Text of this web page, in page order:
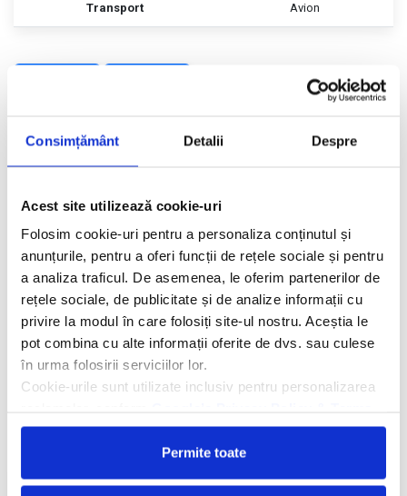
Consimțământ Detalii Despre
Acest site utilizează cookie-uri
Folosim cookie-uri pentru a personaliza conținutul și
anunțurile, pentru a oferi funcții de rețele sociale și pentru
a analiza traficul. De asemenea, le oferim partenerilor de
rețele sociale, de publicitate și de analize informații cu
privire la modul în care folosiți site-ul nostru. Aceștia le
pot combina cu alte informații oferite de dvs. sau culese
în urma folosirii serviciilor lor.
Cookie-urile sunt utilizate inclusiv pentru personalizarea
Permite toate
Transport Avion
Descriere hotel
of Emirates. Restaurantul Petals este deschis non stop şi
serveşte bufet cald cu specialităţi orientale şi preparate
mediteraneene. La terasa insorita de langa piscina cu valuri,
oaspeţii pot savura sucuri proaspete, cocktail-uri exotice şi
gustări uşoare.
Facilitati hotel
Masa:
Cere oferta personalizata